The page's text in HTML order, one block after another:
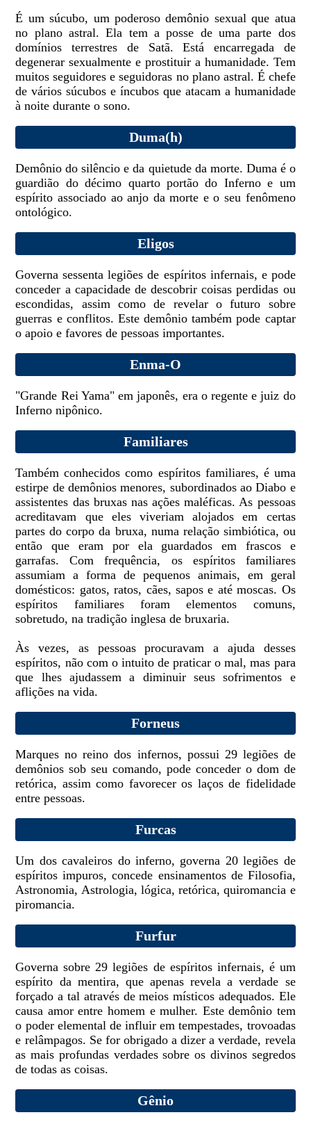
É um súcubo, um poderoso demônio sexual que atua
no plano astral. Ela tem a posse de uma parte dos
domínios terrestres de Satã. Está encarregada de
degenerar sexualmente e prostituir a humanidade. Tem
muitos seguidores e seguidoras no plano astral. É chefe
de vários súcubos e íncubos que atacam a humanidade
à noite durante o sono.
Duma(h)
Demônio do silêncio e da quietude da morte. Duma é o
guardião do décimo quarto portão do Inferno e um
espírito associado ao anjo da morte e o seu fenômeno
ontológico.
Eligos
Governa sessenta legiões de espíritos infernais, e pode
conceder a capacidade de descobrir coisas perdidas ou
escondidas, assim como de revelar o futuro sobre
guerras e conflitos. Este demônio também pode captar
o apoio e favores de pessoas importantes.
Enma-O
"Grande Rei Yama" em japonês, era o regente e juiz do
Inferno nipônico.
Familiares
Também conhecidos como espíritos familiares, é uma
estirpe de demônios menores, subordinados ao Diabo e
assistentes das bruxas nas ações maléficas. As pessoas
acreditavam que eles viveriam alojados em certas
partes do corpo da bruxa, numa relação simbiótica, ou
então que eram por ela guardados em frascos e
garrafas. Com frequência, os espíritos familiares
assumiam a forma de pequenos animais, em geral
domésticos: gatos, ratos, cães, sapos e até moscas. Os
espíritos familiares foram elementos comuns,
sobretudo, na tradição inglesa de bruxaria.
Às vezes, as pessoas procuravam a ajuda desses
espíritos, não com o intuito de praticar o mal, mas para
que lhes ajudassem a diminuir seus sofrimentos e
aflições na vida.
Forneus
Marques no reino dos infernos, possui 29 legiões de
demônios sob seu comando, pode conceder o dom de
retórica, assim como favorecer os laços de fidelidade
entre pessoas.
Furcas
Um dos cavaleiros do inferno, governa 20 legiões de
espíritos impuros, concede ensinamentos de Filosofia,
Astronomia, Astrologia, lógica, retórica, quiromancia e
piromancia.
Furfur
Governa sobre 29 legiões de espíritos infernais, é um
espírito da mentira, que apenas revela a verdade se
forçado a tal através de meios místicos adequados. Ele
causa amor entre homem e mulher. Este demônio tem
o poder elemental de influir em tempestades, trovoadas
e relâmpagos. Se for obrigado a dizer a verdade, revela
as mais profundas verdades sobre os divinos segredos
de todas as coisas.
Gênio